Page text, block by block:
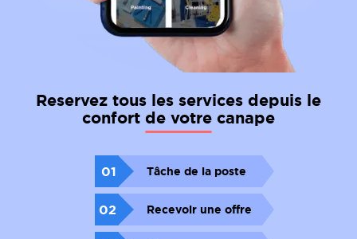
Reservez tous les services depuis le
confort de votre canape
01 Tâche de la poste
02 Recevoir une offre